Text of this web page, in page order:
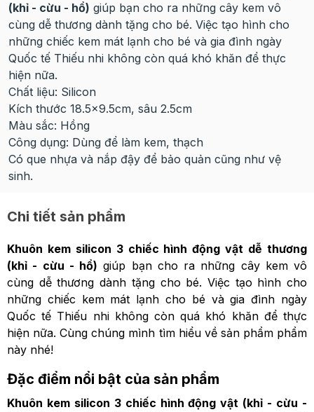
(khỉ - cừu - hổ) giúp bạn cho ra những cây kem vô
cùng dễ thương dành tặng cho bé. Việc tạo hình cho
những chiếc kem mát lạnh cho bé và gia đình ngày
Quốc tế Thiếu nhi không còn quá khó khăn để thực
hiện nữa.
Chất liệu: Silicon
Kích thước 18.5x9.5cm, sâu 2.5cm
Màu sắc: Hồng
Công dụng: Dùng để làm kem, thạch
Có que nhựa và nắp đậy để bảo quản cũng như vệ
sinh.
Chi tiết sản phẩm
Khuôn kem silicon 3 chiếc hình động vật dễ thương
(khỉ - cừu - hổ) giúp bạn cho ra những cây kem vô
cùng dễ thương dành tặng cho bé. Việc tạo hình cho
những chiếc kem mát lạnh cho bé và gia đình ngày
Quốc tế Thiếu nhi không còn quá khó khăn để thực
hiện nữa. Cùng chúng mình tìm hiểu về sản phẩm phẩm
này nhé!
Đặc điểm nổi bật của sản phẩm
Khuôn kem silicon 3 chiếc hình động vật (khỉ - cừu -